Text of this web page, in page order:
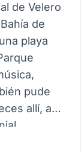
de Velero
de
playa
pude
allí, así